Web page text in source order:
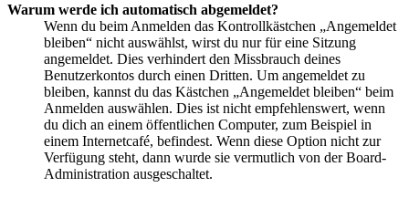
Warum werde ich automatisch abgemeldet?
Wenn du beim Anmelden das Kontrollkästchen „Angemeldet
bleiben“ nicht auswählst, wirst du nur für eine Sitzung
angemeldet. Dies verhindert den Missbrauch deines
Benutzerkontos durch einen Dritten. Um angemeldet zu
bleiben, kannst du das Kästchen „Angemeldet bleiben“ beim
Anmelden auswählen. Dies ist nicht empfehlenswert, wenn
du dich an einem öffentlichen Computer, zum Beispiel in
einem Internetcafé, befindest. Wenn diese Option nicht zur
Verfügung steht, dann wurde sie vermutlich von der Board-
Administration ausgeschaltet.